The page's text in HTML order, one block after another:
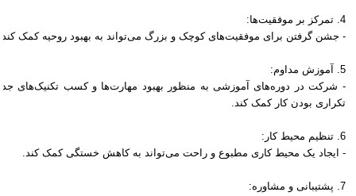
4. تمرکز بر موفقیت‌ها:
- جشن گرفتن برای موفقیت‌های کوچک و بزرگ می‌تواند به بهبود روحیه کمک
5. آموزش مداوم:
- شرکت در دوره‌های آموزشی به منظور بهبود مهارت‌ها و کسب تکنیک‌های
تکراری بودن کار کمک کند.
6. تنظیم محیط کار:
- ایجاد یک محیط کاری مطبوع و راحت می‌تواند به کاهش خستگی کمک کند.
7. پشتیبانی و مشاوره: